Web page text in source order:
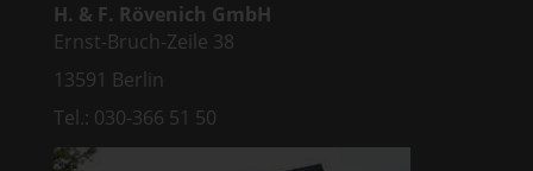
H. & F. Rövenich GmbH
Ernst-Bruch-Zeile 38
13591 Berlin
Tel.: 030-366 51 50